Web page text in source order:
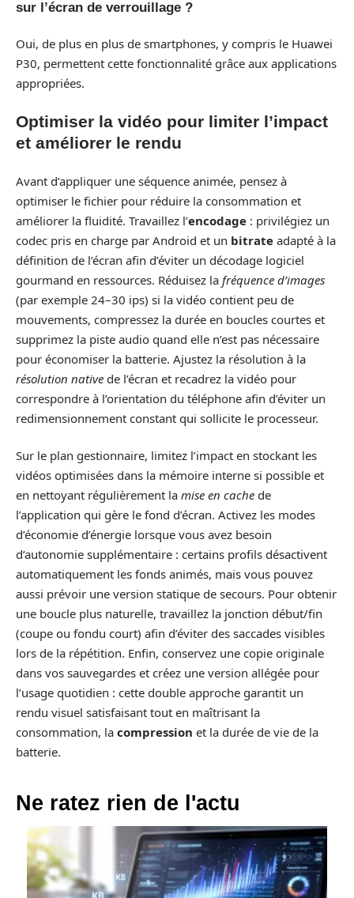
sur l’écran de verrouillage ?
Oui, de plus en plus de smartphones, y compris le Huawei
P30, permettent cette fonctionnalité grâce aux applications
appropriées.
Optimiser la vidéo pour limiter l’impact
et améliorer le rendu
Avant d’appliquer une séquence animée, pensez à
optimiser le fichier pour réduire la consommation et
améliorer la fluidité. Travaillez l’encodage : privilégiez un
codec pris en charge par Android et un bitrate adapté à la
définition de l’écran afin d’éviter un décodage logiciel
gourmand en ressources. Réduisez la fréquence d’images
(par exemple 24–30 ips) si la vidéo contient peu de
mouvements, compressez la durée en boucles courtes et
supprimez la piste audio quand elle n’est pas nécessaire
pour économiser la batterie. Ajustez la résolution à la
résolution native de l’écran et recadrez la vidéo pour
correspondre à l’orientation du téléphone afin d’éviter un
redimensionnement constant qui sollicite le processeur.
Sur le plan gestionnaire, limitez l’impact en stockant les
vidéos optimisées dans la mémoire interne si possible et
en nettoyant régulièrement la mise en cache de
l’application qui gère le fond d’écran. Activez les modes
d’économie d’énergie lorsque vous avez besoin
d’autonomie supplémentaire : certains profils désactivent
automatiquement les fonds animés, mais vous pouvez
aussi prévoir une version statique de secours. Pour obtenir
une boucle plus naturelle, travaillez la jonction début/fin
(coupe ou fondu court) afin d’éviter des saccades visibles
lors de la répétition. Enfin, conservez une copie originale
dans vos sauvegardes et créez une version allégée pour
l’usage quotidien : cette double approche garantit un
rendu visuel satisfaisant tout en maîtrisant la
consommation, la compression et la durée de vie de la
batterie.
Ne ratez rien de l'actu